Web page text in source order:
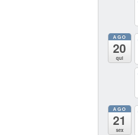
AGO
20
qui
AGO
21
sex